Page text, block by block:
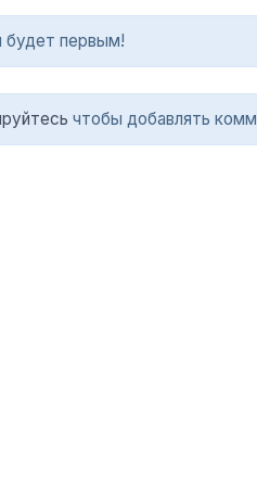
будет первым!
чтобы добавлять